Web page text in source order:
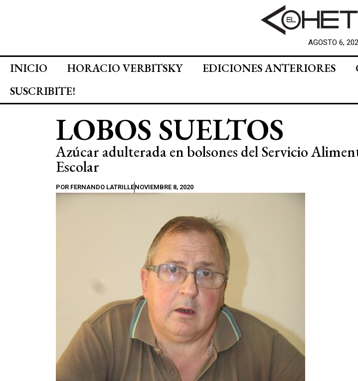
AGOSTO 6,
INICIO HORACIO VERBITSKY EDICIONES ANTERIORES
SUSCRIBITE!
LOBOS SUELTOS
Azúcar adulterada en bolsones del Servicio
Escolar
POR FERNANDO LATRILLENOVIEMBRE 8, 2020